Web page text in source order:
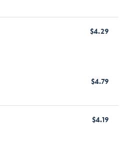
$4.29
$4.79
$4.19